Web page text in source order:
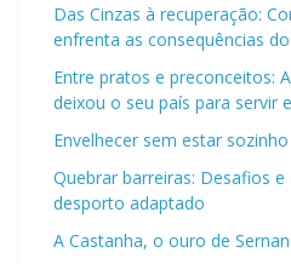
Das Cinzas à recuperação:
enfrenta as consequências
Entre pratos e preconceitos:
deixou o seu país para servir
Envelhecer sem estar sozinho
Quebrar barreiras: Desafios
desporto adaptado
A Castanha, o ouro de